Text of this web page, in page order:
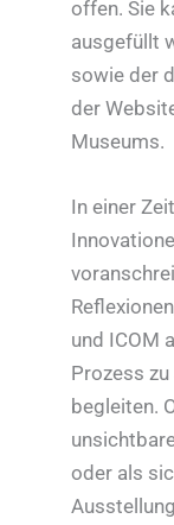
offen. Sie
ausgefüllt
sowie der
der
Museums.
In einer
und ICOM
Prozess
begleiten.
oder als